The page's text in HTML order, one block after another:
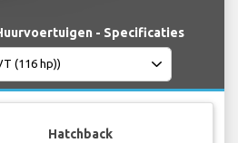
- Specificaties
Hatchback